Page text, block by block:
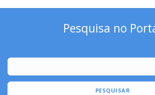
Pesquisa no
PESQUISAR